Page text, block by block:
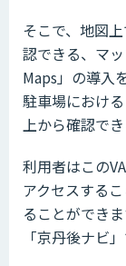
そこで、地図
認できる、マ
Maps」の導入
駐車場におけ
上から確認で
利用者はこの
アクセスする
ることができ
「京丹後ナビ